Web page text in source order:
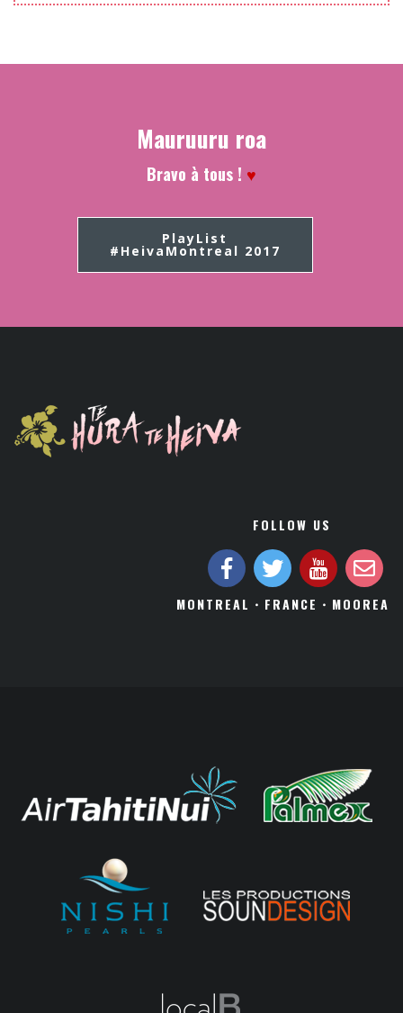
Mauruuru roa
Bravo à tous ! ♥
PlayList
#HeivaMontreal 2017
FOLLOW US
MONTREAL・FRANCE・MOOREA